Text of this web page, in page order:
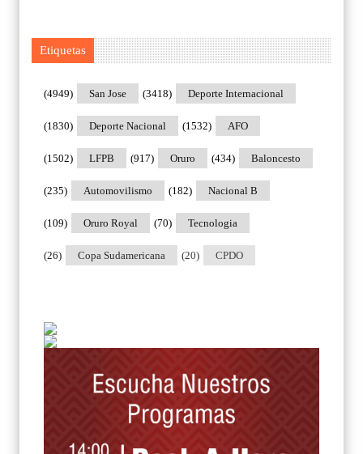
Etiquetas
San Jose
(4949) Deporte Internacional
(3418)
Deporte Nacional
(1830) AFO
(1532)
LFPB
(1502) Oruro
(917) Baloncesto
(434)
Automovilismo
(235) Nacional B
(182)
Oruro Royal
(109) Tecnologia
(70)
Copa Sudamericana
(26) CPDO
(20)